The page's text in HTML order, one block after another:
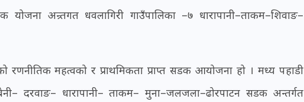
योजना अन्र्तगत धवलागिरी गाउँपालिका –७ धारापानी–ताकम–शिवाङ–
रणनीतिक महत्वको र प्राथमिकता प्राप्त सडक आयोजना हो । मध्य पहाडी
दरवाङ– धारापानी– ताकम– मुना–जलजला–ढोरपाटन सडक अन्तर्गत